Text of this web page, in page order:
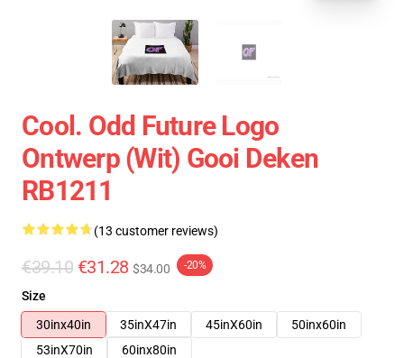
Cool. Odd Future Logo
Ontwerp (wit) Gooi Deken
RB1211
(13 customer reviews)
€39.10 €31.28 $34.00 -20%
Size
30inx40in
35inX47in 45inX60in
50inx60in
53inX70in
60inx80in